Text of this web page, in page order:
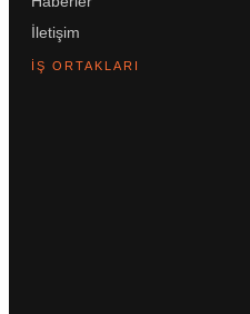
İletişim
İŞ ORTAKLARI